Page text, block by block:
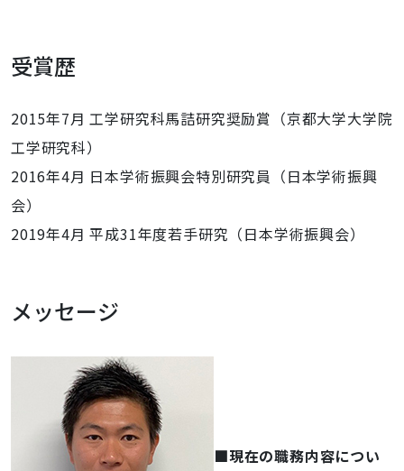
受賞歴
2015年7月 工学研究科馬詰研究奨励賞（京都大学大学院
工学研究科）
2016年4月 日本学術振興会特別研究員（日本学術振興
会）
2019年4月 平成31年度若手研究（日本学術振興会）
メッセージ
■現在の職務内容につい